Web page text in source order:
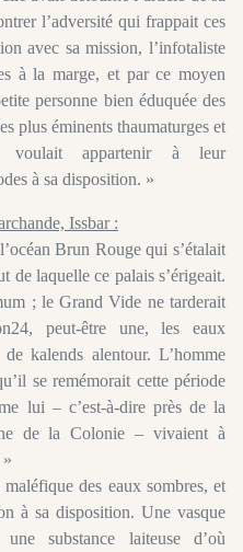
l’adversité qui frappait ces
avec sa mission, l’infotaliste
à la marge, et par ce moyen
personne bien éduquée des
plus éminents thaumaturges et
voulait appartenir à leur
à sa disposition. »
Issbar :
Brun Rouge qui s’étalait
de laquelle ce palais s’érigeait.
; le Grand Vide ne tarderait
peut-être une, les eaux
kalends alentour. L’homme
se remémorait cette période
lui – c’est-à-dire près de la
de la Colonie – vivaient à
des eaux sombres, et
à sa disposition. Une vasque
substance laiteuse d’où